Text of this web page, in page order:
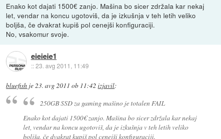
Enako kot dajati 1500€ zanjo. Mašina bo sicer zdržala kar nekaj
let, vendar na koncu ugotoviš, da je izkušnja v teh letih veliko
boljša, če dvakrat kupiš pol cenejši konfiguraciji.
No, vsakomur svoje.
eieieie1
::23. avg 2011, 11:49
bluefish je23. avg 2011 ob 11:42 izjavil:
250GB SSD za gaming mašino je totalen FAIL
Enako kot dajati 1500€ zanjo. Mašina bo sicer zdržala kar nekaj
let, vendar na koncu ugotoviš, da je izkušnja v teh letih veliko
boljša, če dvakrat kupiš pol cenejši konfiguraciji.